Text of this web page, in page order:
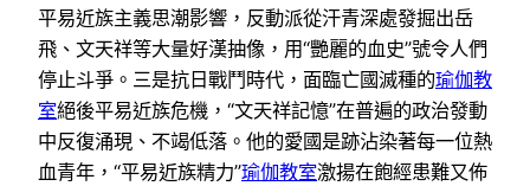
平易近族主義思潮影響，反動派從汗青深處發掘出岳
飛、文天祥等大量好漢抽像，用“艷麗的血史”號令人們
停止斗爭。三是抗日戰鬥時代，面臨亡國滅種的瑜伽教
室絕後平易近族危機，“文天祥記憶”在普遍的政治發動
中反復涌現、不竭低落。他的愛國是跡沾染著每一位熱
血青年，“平易近族精力”瑜伽教室激揚在飽經患難又佈